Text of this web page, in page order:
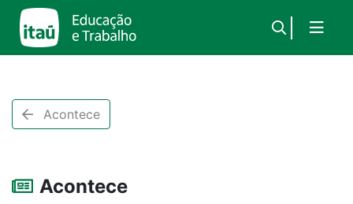
Acontece
Acontece